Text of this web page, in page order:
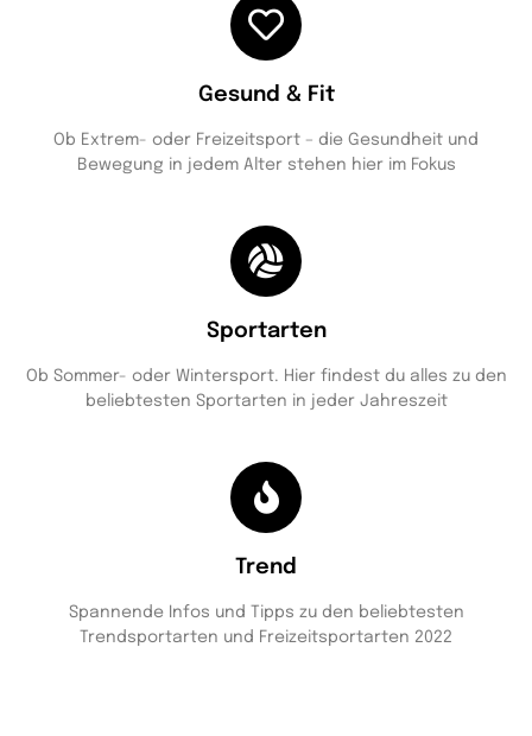
Gesund & Fit
Ob Extrem- oder Freizeitsport – die Gesundheit und
Bewegung in jedem Alter stehen hier im Fokus
Sportarten
Ob Sommer- oder Wintersport. Hier findest du alles zu den
beliebtesten Sportarten in jeder Jahreszeit
Trend
Spannende Infos und Tipps zu den beliebtesten
Trendsportarten und Freizeitsportarten 2022